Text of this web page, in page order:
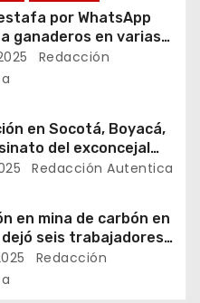
por WhatsApp
ganaderos en varias
de Colombia!
Redacción
en Socotá, Boyacá,
del exconcejal
Redacción Autentica
en mina de carbón en
seis trabajadores
Redacción